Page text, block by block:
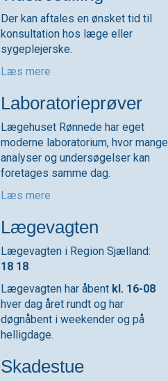
Der kan aftales en ønsket tid til
konsultation hos læge eller
sygeplejerske.
Læs mere
Laboratorieprøver
Lægehuset Rønnede har eget
moderne laboratorium, hvor mange
analyser og undersøgelser kan
foretages samme dag.
Læs mere
Lægevagten
Lægevagten i Region Sjælland:
18 18
Lægevagten har åbent kl. 16-08
hver dag året rundt og har
døgnåbent i weekender og på
helligdage.
Skadestue